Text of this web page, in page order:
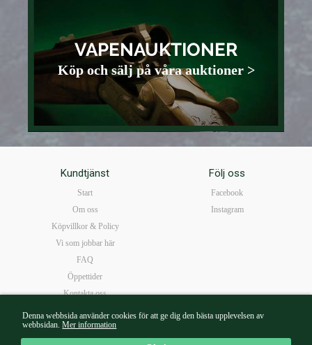
Denna webbsida använder cookies för att ge dig den bästa upplevelsen av
webbsidan.Mer information
VAPENAUKTIONER
Köp och sälj på våra auktioner >
Kundtjänst
Start
Om oss
Köpvillkor & Policy
Vi som jobbar här
FAQ
Öppettider
Kontakta oss
Följ oss
Facebook
Instagram